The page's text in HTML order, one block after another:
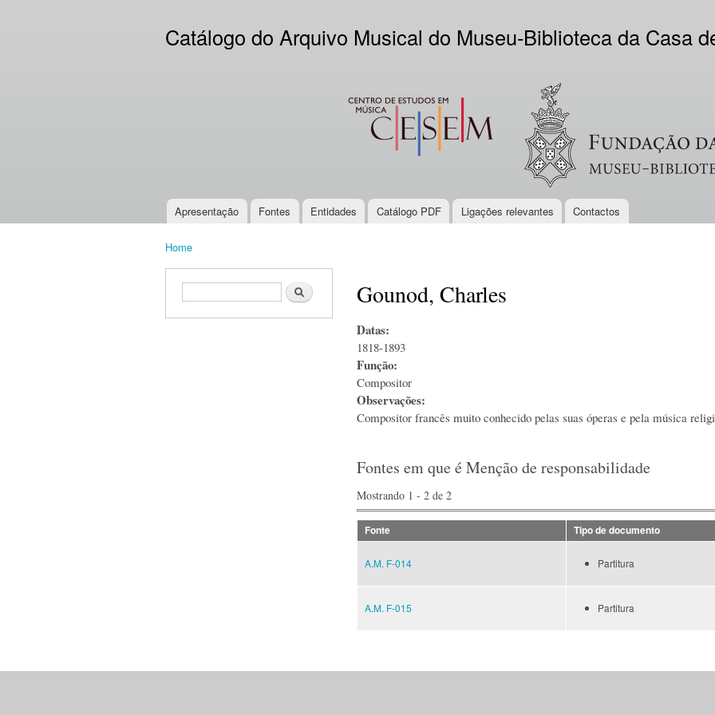
content
Catálogo do Arquivo Musical do Museu-Biblioteca da Casa
CESEM Logo VV
Main menu
Apresentação Fontes Entidades Catálogo PDF Ligações relevantes Contactos
Home
Search form Search Gounod, Charles
Datas:
1818-1893
Função:
Compositor
Observações:
Compositor francês muito conhecido pelas suas óperas e pela música
Fontes em que é Menção de responsabilidade
Mostrando 1 - 2 de 2
Fonte Tipo de documento
A.M. F-014 Partitura
A.M. F-015 Partitura